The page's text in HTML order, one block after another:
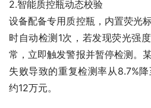
2.智能质控瓶动态校验
设备配备专用质控瓶，内置荧光
时自动检测1次，若发现荧光强
常，立即触发警报并暂停检测。
失败导致的重复检测率从8.7%
约12万元。